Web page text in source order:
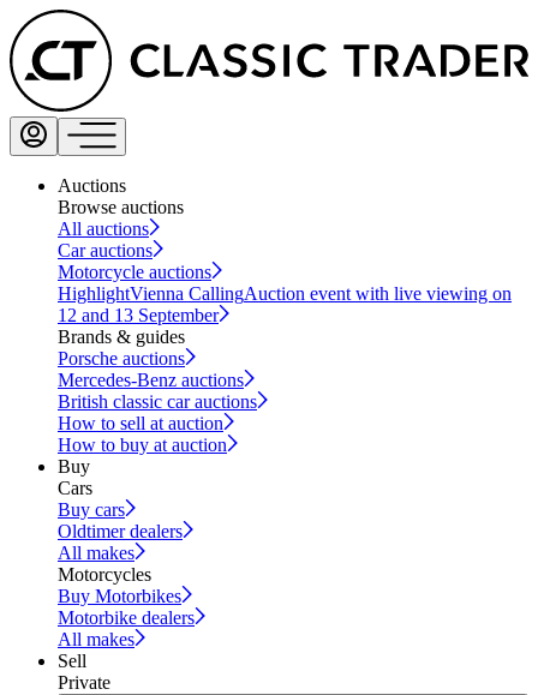
Auctions
Browse auctions
All auctions
Car auctions
Motorcycle auctions
HighlightVienna CallingAuction event with live viewing on
12 and 13 September
Brands & guides
Porsche auctions
Mercedes-Benz auctions
British classic car auctions
How to sell at auction
How to buy at auction
Buy
Cars
Buy cars
Oldtimer dealers
All makes
Motorcycles
Buy Motorbikes
Motorbike dealers
All makes
Sell
Private